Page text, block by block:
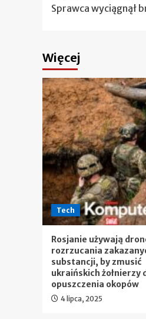
Sprawca wyciągnął
Więcej
Tech
Rosjanie używają
rozrzucania
substancji, by zmusić
ukraińskich żołnierzy
opuszczenia okopów
4 lipca, 2025